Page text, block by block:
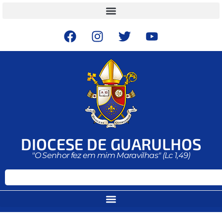
DIOCESE DE GUARULHOS
"O Senhor fez em mim Maravilhas" (Lc 1,49)